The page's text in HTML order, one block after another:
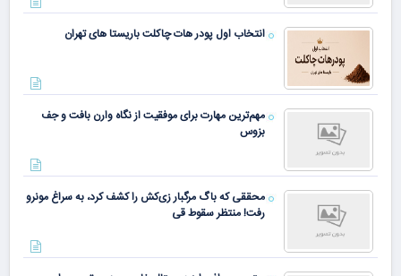
انتخاب اول پودر هات چاکلت باریستا های تهران
مهم‌ترین مهارت برای موفقیت از نگاه وارن بافت و جف
بزوس
محققی که باگ مرگبار زی‌کش را کشف کرد، به سراغ مونرو
رفت! منتظر سقوط قی